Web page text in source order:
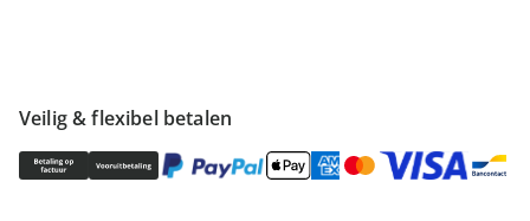
Veilig & flexibel betalen